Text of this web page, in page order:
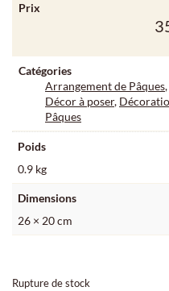
Prix
Catégories
Arrangement de Pâques,
Décor à poser,
Pâques
Poids
0.9 kg
Dimensions
26 × 20 cm
Rupture de stock